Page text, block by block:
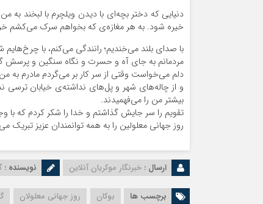
دنیایی که دختر بچه‌ای با دیدن ویلچرم با لبخند
خیره شود. به هر مغازه‌ی که بخواهم سرک می‌کشم
با صدای بلند می‌خندیم؛ رانندگی می‌کنم، با چرخ‌هایم
مردمانم به جای آه و حسرت و نگاه سنگین و پرسش
دلم می‌خواست وقتی از سر کار بر می‌گردم مادرم به
و از چاله‌های شهر و پل‌های نداشته‌ی خیابان
بیشتر من را می‌فهمیدند.
تقویم را سر جایش گذاشتم و خدا را شکر کردم که با
روز جهانی معلولین را به همه توانمندان عزیز تبریک
ارسال : خبرنگار موکریان آنلاین نویسنده :
برچسب ها بوکان روز جهانی معلولان